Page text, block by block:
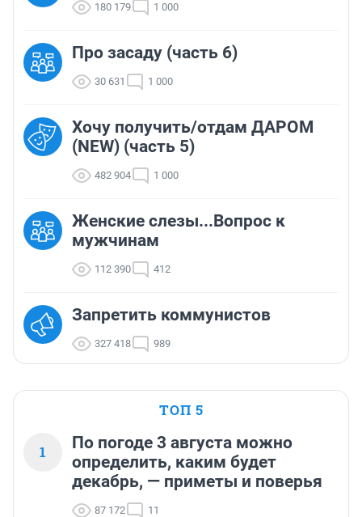
180 179 1 000
Про засаду (часть 6)
30 631 1 000
Хочу получить/отдам ДАРОМ
(NEW) (часть 5)
482 904 1 000
Женские слезы...Вопрос к
мужчинам
112 390 412
Запретить коммунистов
327 418 989
ТОП 5
1
По погоде 3 августа можно
определить, каким будет
декабрь, — приметы и поверья
87 172 11